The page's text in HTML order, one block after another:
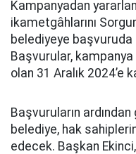
Kampanyadan
ikametgâhlarını
belediyeye başvuruda
Başvurular,
olan 31 Aralık 2024’e
Başvuruların
belediye, hak
edecek. Başkan